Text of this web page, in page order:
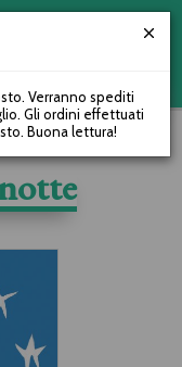
Verranno spediti
Gli ordini effettuati
Buona lettura!